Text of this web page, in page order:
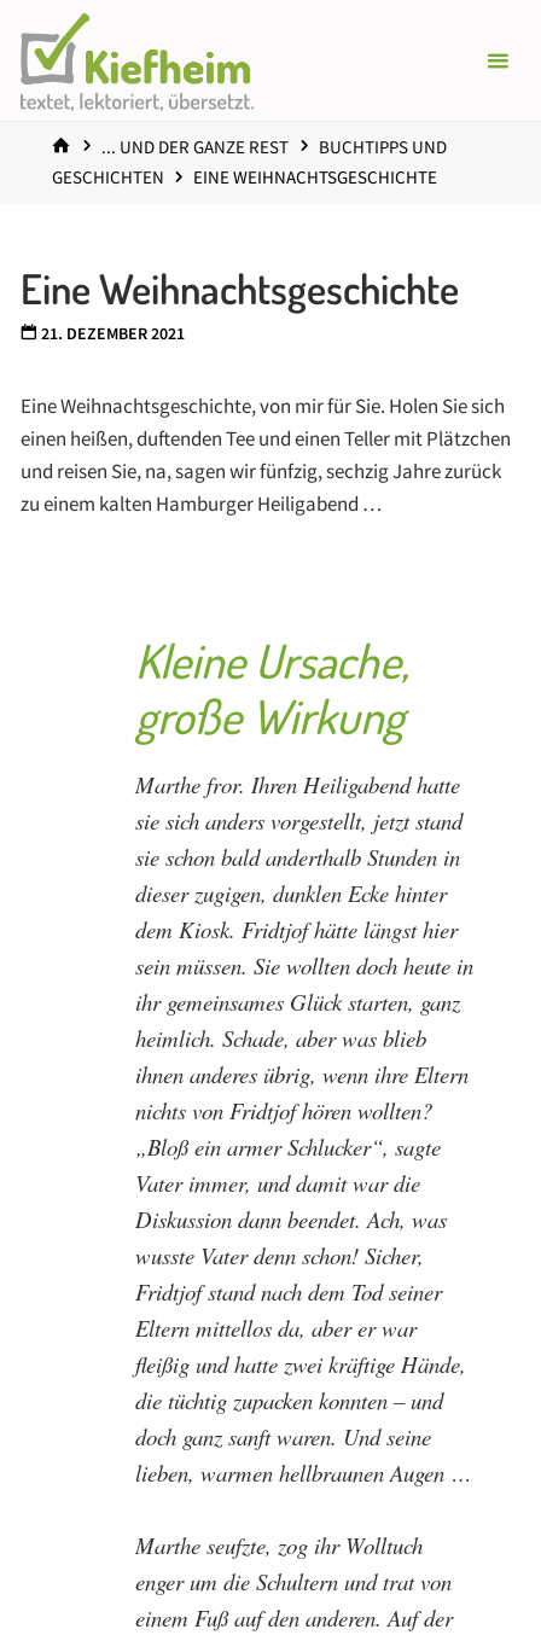
Inhalt
springen
START... UND DER GANZE REST
BUCHTIPPS UND
GESCHICHTEN
EINE WEIHNACHTSGESCHICHTE
Eine Weihnachtsgeschichte
21. DEZEMBER 2021
Eine Weihnachtsgeschichte, von mir für Sie. Holen Sie sich
einen heißen, duftenden Tee und einen Teller mit Plätzchen
und reisen Sie, na, sagen wir fünfzig, sechzig Jahre zurück
zu einem kalten Hamburger Heiligabend …
Kleine Ursache,
große Wirkung
Marthe fror. Ihren Heiligabend hatte
sie sich anders vorgestellt, jetzt stand
sie schon bald anderthalb Stunden in
dieser zugigen, dunklen Ecke hinter
dem Kiosk. Fridtjof hätte längst hier
sein müssen. Sie wollten doch heute in
ihr gemeinsames Glück starten, ganz
heimlich. Schade, aber was blieb
ihnen anderes übrig, wenn ihre Eltern
nichts von Fridtjof hören wollten?
„Bloß ein armer Schlucker“, sagte
Vater immer, und damit war die
Diskussion dann beendet. Ach, was
wusste Vater denn schon! Sicher,
Fridtjof stand nach dem Tod seiner
Eltern mittellos da, aber er war
fleißig und hatte zwei kräftige Hände,
die tüchtig zupacken konnten – und
doch ganz sanft waren. Und seine
lieben, warmen hellbraunen Augen …
Marthe seufzte, zog ihr Wolltuch
enger um die Schultern und trat von
einem Fuß auf den anderen. Auf der